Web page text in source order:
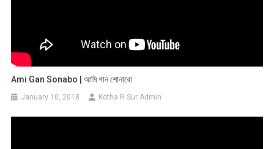
Ami Gan Sonabo | আমি গান শোনাবো
January 10, 2018 Kotha R Sur Admin